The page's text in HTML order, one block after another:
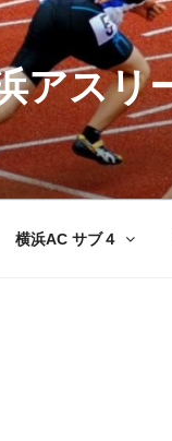
アスリ
横浜AC サブ４